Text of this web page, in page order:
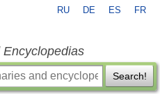
RU DE ES FR
Search!